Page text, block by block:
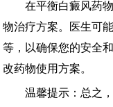
在平衡白癜风药物
物治疗方案。医生可
等，以确保您的安全
改药物使用方案。
温馨提示：总之，